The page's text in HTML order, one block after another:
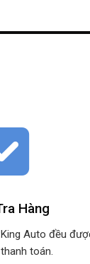
Hàng
Auto đều
toán.